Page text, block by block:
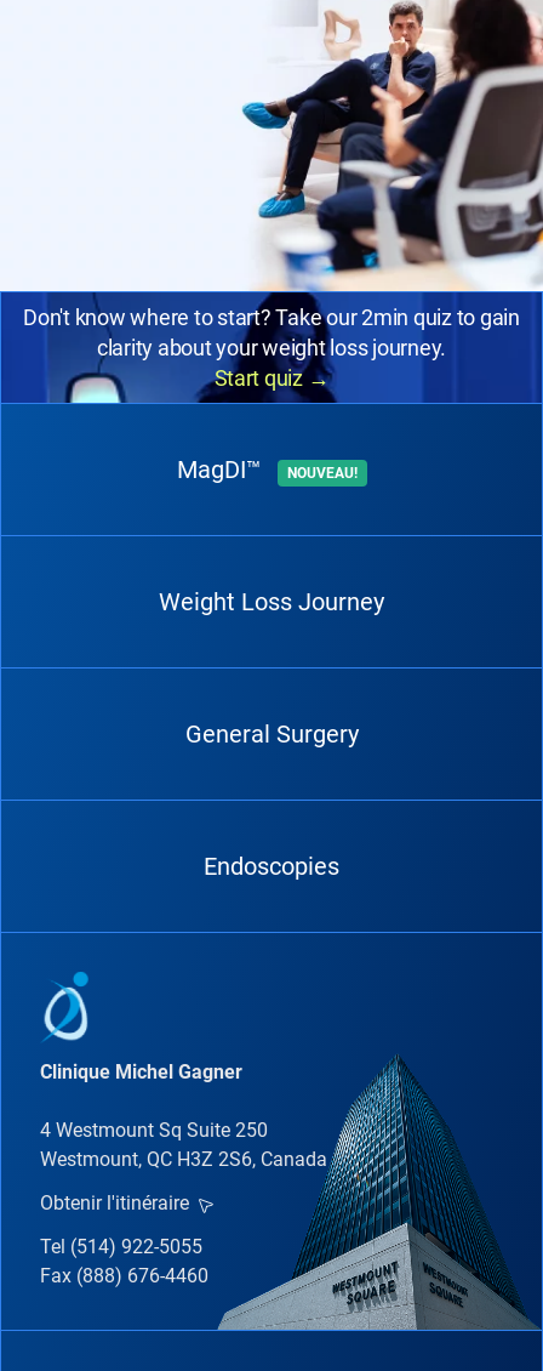
Don't know where to start? Take our 2min quiz to gain
clarity about your weight loss journey.
Start quiz →
MagDI™ NOUVEAU!
Weight Loss Journey
General Surgery
Endoscopies
Clinique Michel Gagner
4 Westmount Sq Suite 250
Westmount, QC H3Z 2S6, Canada
Obtenir l'itinéraire
Tel (514) 922-5055
Fax (888) 676-4460